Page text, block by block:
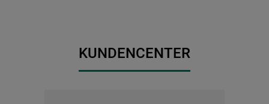
KUNDENCENTER